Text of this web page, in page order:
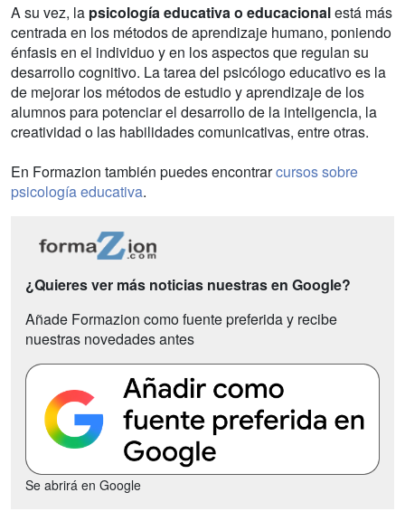
A su vez, la psicología educativa o educacionalestá más
centrada en los métodos de aprendizaje humano, poniendo
énfasis en el individuo y en los aspectos que regulan su
desarrollo cognitivo. La tarea del psicólogo educativo es la
de mejorar los métodos de estudio y aprendizaje de los
alumnos para potenciar el desarrollo de la inteligencia, la
creatividad o las habilidades comunicativas, entre otras.
En Formazion también puedes encontrarcursos sobre
psicología educativa.
¿Quieres ver más noticias nuestras en Google?
Añade Formazion como fuente preferida y recibe
nuestras novedades antes
Se abrirá en Google